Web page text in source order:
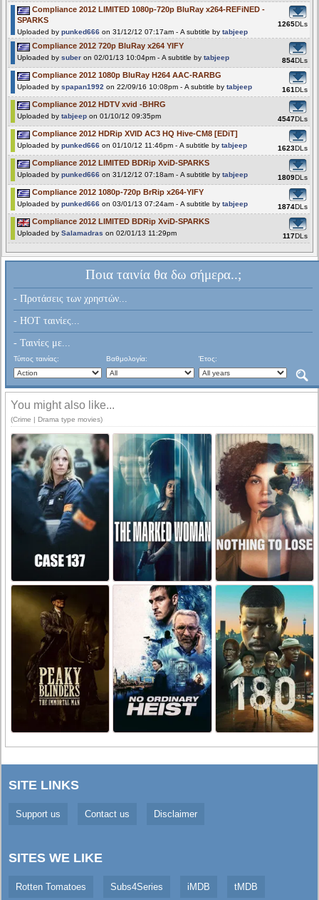
Compliance 2012 LIMITED 1080p-720p BluRay x264-REFiNED -
SPARKS
Uploaded by punked666 on 31/12/12 07:17am - A subtitle by tabjeep
1265DLs
Compliance 2012 720p BluRay x264 YIFY
Uploaded by suber on 02/01/13 10:04pm - A subtitle by tabjeep 854DLs
Compliance 2012 1080p BluRay H264 AAC-RARBG
Uploaded by spapan1992 on 22/09/16 10:08pm - A subtitle by tabjeep 161DLs
Compliance 2012 HDTV xvid -BHRG
Uploaded by tabjeep on 01/10/12 09:35pm 4547DLs
Compliance 2012 HDRip XVID AC3 HQ Hive-CM8 [EDiT]
Uploaded by punked666 on 01/10/12 11:46pm - A subtitle by tabjeep 1623DLs
Compliance 2012 LIMITED BDRip XviD-SPARKS
Uploaded by punked666 on 31/12/12 07:18am - A subtitle by tabjeep 1809DLs
Compliance 2012 1080p-720p BrRip x264-YIFY
Uploaded by punked666 on 03/01/13 07:24am - A subtitle by tabjeep 1874DLs
Compliance 2012 LIMITED BDRip XviD-SPARKS
Uploaded by Salamadras on 02/01/13 11:29pm 117DLs
Ποια ταινία θα δω σήμερα..;
- Προτάσεις των χρηστών...
- HOT ταινίες...
- Ταινίες με...
Τύπος ταινίας: Βαθμολογία: Έτος:
You might also like...
(Crime | Drama type movies)
SITE LINKS
Support us Contact us Disclaimer
SITES WE LIKE
Rotten Tomatoes Subs4Series iMDB tMDB